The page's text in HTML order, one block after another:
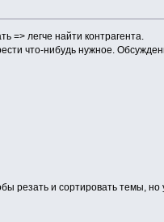
=> легче найти контрагента.
что-нибудь нужное.
резать и сортировать темы, но